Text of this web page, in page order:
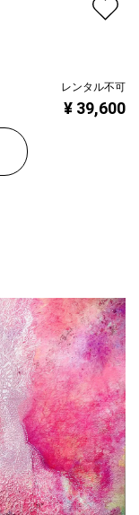
レンタル不可
¥ 39,600